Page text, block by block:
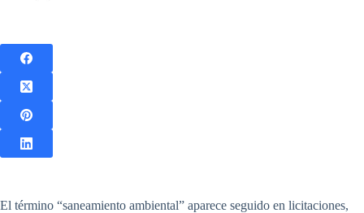
El término “saneamiento ambiental” aparece seguido en licitaciones,